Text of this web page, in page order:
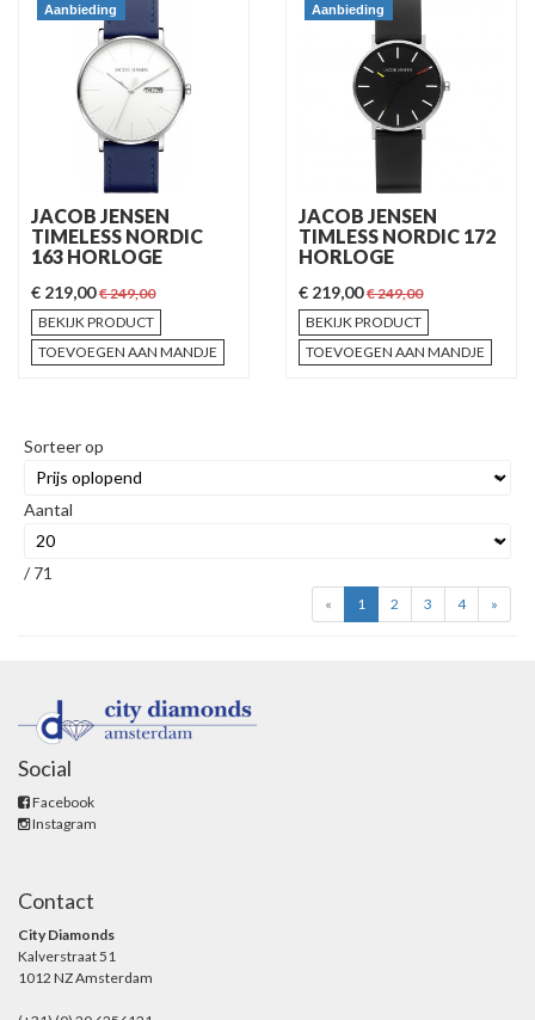
Aanbieding
JACOB JENSEN
TIMELESS NORDIC
163 HORLOGE
€ 219,00€ 249,00
BEKIJK PRODUCT
TOEVOEGEN AAN MANDJE
Aanbieding
JACOB JENSEN
TIMLESS NORDIC 172
HORLOGE
€ 219,00€ 249,00
BEKIJK PRODUCT
TOEVOEGEN AAN MANDJE
Sorteer op
Aantal
/ 71
« 1 2 3 4 »
Social
Facebook
Instagram
Contact
City Diamonds
Kalverstraat 51
1012 NZ Amsterdam